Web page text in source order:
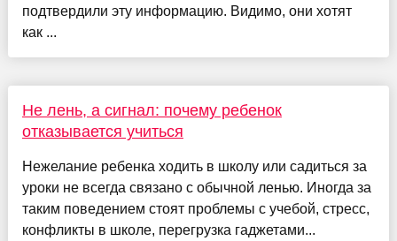
подтвердили эту информацию. Видимо, они хотят
как ...
Не лень, а сигнал: почему ребенок
отказывается учиться
Нежелание ребенка ходить в школу или садиться за
уроки не всегда связано с обычной ленью. Иногда за
таким поведением стоят проблемы с учебой, стресс,
конфликты в школе, перегрузка гаджетами...